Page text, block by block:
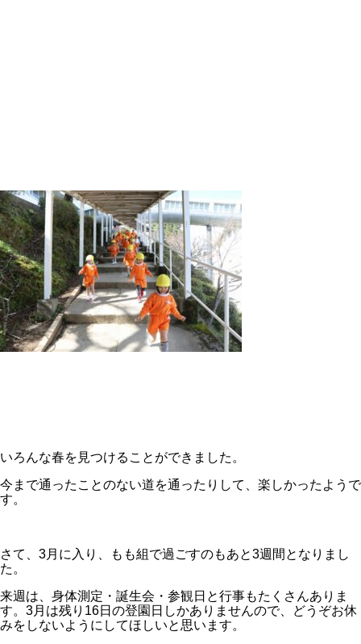
いろんな春を見つけることができました。
今まで通ったことのない道を通ったりして、楽しかったようで
す。
さて、3月に入り、もも組で過ごすのもあと3週間となりまし
た。
来週は、身体測定・誕生会・参観日と行事もたくさんありま
す。3月は残り16日の登園日しかありませんので、どうぞお休
みをしないようにしてほしいと思います。